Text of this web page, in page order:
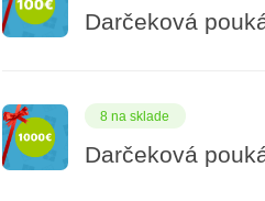
Darčeková
8 na sklade
Darčeková